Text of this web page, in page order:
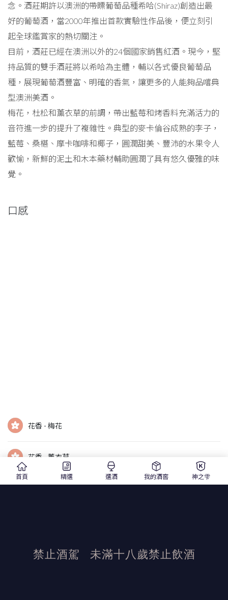
念。酒莊期許以澳洲的帶瞟葡萄品種希哈(Shiraz)創造出最
好的葡萄酒，當2000年推出首款實驗性作品後，便立刻引
起全球鑑賞家的熱切關注。
目前，酒莊已經在澳洲以外的24個國家銷售紅酒。現今，堅
持品質的雙手酒莊將以希哈為主體，輔以各式優良葡萄品
種，展現葡萄酒豐富、明確的香氣，讓更多的人能夠品嚐典
型澳洲美酒。
梅花，杜松和薰衣草的前調，帶出藍莓和烤香料充滿活力的
音符進一步的提升了複雜性。典型的麥卡倫谷成熟的李子，
藍莓、桑椹、摩卡咖啡和椰子，圓潤甜美、豐沛的水果令人
歡愉，新鮮的泥土和木本藥材輔助圓潤了具有悠久優雅的味
覺。
口感
花香 - 梅花
花香 - 薰衣草
首頁 精選 選酒 我的酒窖 神之雫
禁止酒駕 未滿十八歲禁止飲酒